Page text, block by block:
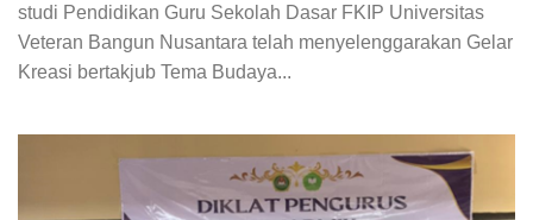
studi Pendidikan Guru Sekolah Dasar FKIP Universitas
Veteran Bangun Nusantara telah menyelenggarakan Gelar
Kreasi bertakjub Tema Budaya...